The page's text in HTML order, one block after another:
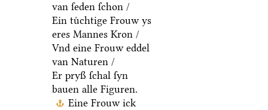
van ſeden ſchon /
Ein tuͤchtige Frouw ys
eres Mannes Kron /
Vnd eine Frouw eddel
van Naturen /
Er pryß ſchal ſyn
bauen alle Figuren.
Eine Frouw ick